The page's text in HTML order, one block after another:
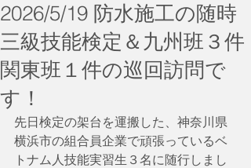
2026/5/19 防水施工の随時
三級技能検定＆九州班３件
関東班１件の巡回訪問で
す！
先日検定の架台を運搬した、神奈川県
横浜市の組合員企業で頑張っているベ
トナム人技能実習生３名に随行しまし